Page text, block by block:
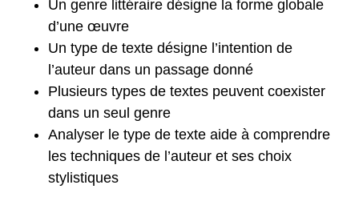
Un genre littéraire désigne la forme globale
d’une œuvre
Un type de texte désigne l’intention de
l’auteur dans un passage donné
Plusieurs types de textes peuvent coexister
dans un seul genre
Analyser le type de texte aide à comprendre
les techniques de l’auteur et ses choix
stylistiques